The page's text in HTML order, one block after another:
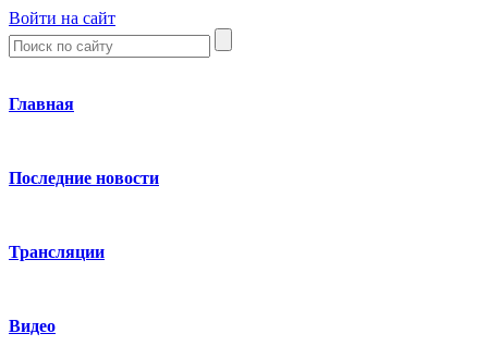
Войти на сайт
Главная
Последние новости
Трансляции
Видео